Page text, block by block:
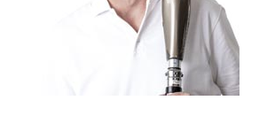
13:30
Uhr – 17:00 Uhr
Mittwoch:
geschlossen